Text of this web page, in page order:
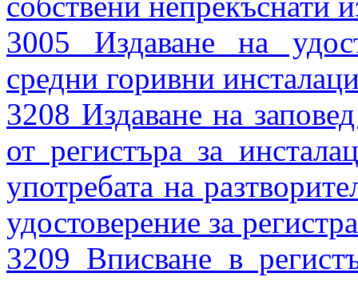
3005 Издаване на
средни горивни
3208 Издаване на
от регистъра за
употребата на
удостоверение за
3209 Вписване в